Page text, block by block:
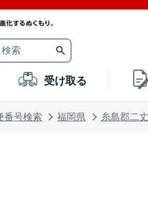
受け取る
番号検索 福岡県 糸島郡二